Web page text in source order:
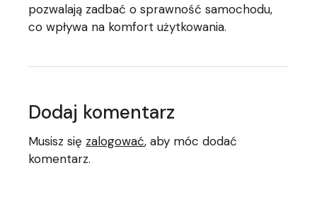
pozwalają zadbać o sprawność samochodu,
co wpływa na komfort użytkowania.
Dodaj komentarz
Musisz się zalogować, aby móc dodać
komentarz.